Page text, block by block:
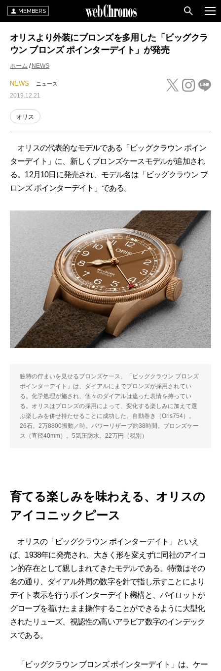
MEMBERS
オリスより外装にブロンズを多用した「ビッグクラ
ウン ブロンズ ポインターデイト」が発売
ホーム NEWS
NEWS ニュース
2019.12.21
オリス
オリスの代表的なモデルである「ビッグクラウン ポイン
ターデイト」に、新しくブロンズケースモデルが追加され
る。12月10日に発売され、モデル名は「ビッグクラウン ブ
ロンズ ポインターデイト」である。
独特の佇まいを見せるブロンズケース。「ビッグクラウン ブロンズ
ポインターデイト」は、ダイアルにまでブロンズが採用されてい
る。化学処理が施され、個々のダイアルは違った表情を持ってい
る。オリスはブロンズの採用によって、変化する楽しみに加えて選
ぶ楽しみを併せ持たせることに成功した。自動巻き（Oris754）。
26石。2万8800振動／時。パワーリザーブ約38時間。ブロンズケー
ス（直径40mm）。5気圧防水。22万円（税別）
育てる楽しみを味わえる、オリスの
アイコニックピース
オリスの「ビッグクラウン ポインターデイト」といえ
ば、1938年に発売され、大きく形を変えずに同社のアイコ
ン的存在として親しまれてきたモデルである。特徴はその
名の通り、ダイアル外周の数字を針で指し示すことにより
デイト表示を行うポインターデイト機構と、パイロットが
グローブを着けたまま操作することができるように大型化
されたリューズ、視認性の高いアラビア数字のインデック
スである。
「ビッグクラウン ブロンズ ポインターデイト」は、ケー